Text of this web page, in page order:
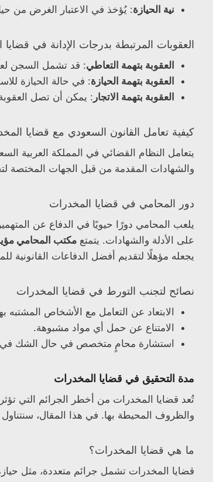
نية الحيازة: يُؤخذ في الاعتبار الغرض من
العقوبات المرتبطة بدرجات الإدانة في
العقوبة بتهمة التعاطي: قد تشمل السجن
العقوبة بتهمة الحيازة: في حالة الحيازة
العقوبة بتهمة الاتجار : يمكن أن تصل
كيفية تعامل القانون السعودي مع قضايا
يتعامل النظام القضائي في المملكة العربية
والشهادات المقدمة من قبل الجهات المختصة
دور المحامي في قضايا المخدرات
يلعب المحامي دورًا حيويًا في الدفاع عن
على الأدلة والشهادات. يتمتع مكتب المحامي
يجعله مؤهلًا لتقديم أفضل الدفاعات القانونية
نصائح لتجنب التورط في قضايا المخدرات
الابتعاد عن التعامل مع الأشخاص
الامتناع عن حمل أي مواد مشبوهة.
استشارة محامٍ متخصص في حال الشك
مدة التحقيق في قضايا المخدرات
تُعد قضايا المخدرات من أخطر الجرائم التي
والظروف المحيطة بها. في هذا المقال، سنتناول
ما هي قضايا المخدرات؟
قضايا المخدرات تشمل جرائم متعددة، مثل